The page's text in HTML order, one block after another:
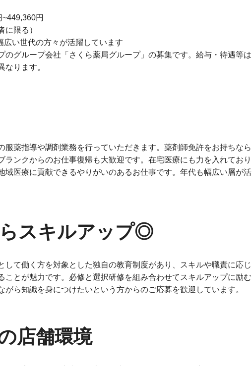
円
限る）
い世代の方々が活躍しています
グループ会社「さくら薬局グループ」の募集です。給与・待遇等は
なります。
服薬指導や調剤業務を行っていただきます。薬剤師免許をお持ちなら
ランクからのお仕事復帰も大歓迎です。在宅医療にも力を入れており
域医療に貢献できるやりがいのあるお仕事です。年代も幅広い層が活
スキルアップ◎
して働く方を対象とした独自の教育制度があり、スキルや職責に応じ
ことが魅力です。必修と選択研修を組み合わせてスキルアップに励む
がら知識を身につけたいという方からのご応募を歓迎しています。
店舗環境